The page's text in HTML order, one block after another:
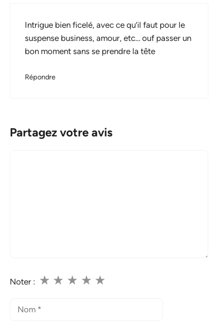
Intrigue bien ficelé, avec ce qu’il faut pour le
suspense business, amour, etc… ouf passer un
bon moment sans se prendre la tête
Répondre
Partagez votre avis
Noter : ★
★
★
★
★